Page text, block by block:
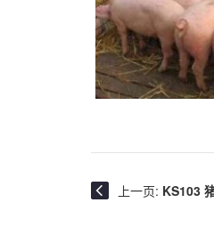
上一页: KS103